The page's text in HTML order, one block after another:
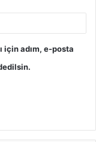
için adım, e-posta